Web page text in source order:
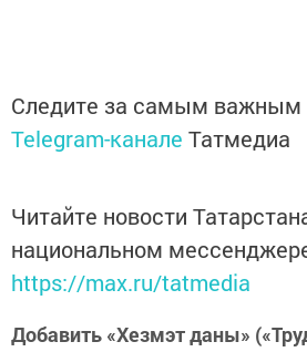
Следите за самым важным
Telegram-канале Татмедиа
Читайте новости
национальном
https://max.ru/tatmedia
Добавить «Хезмэт даны»